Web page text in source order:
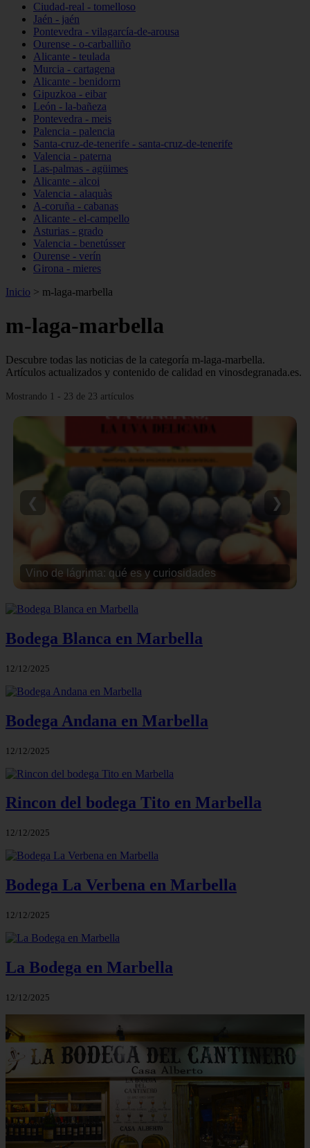
Ciudad-real - tomelloso
Jaén - jaén
Pontevedra - vilagarcía-de-arousa
Ourense - o-carballiño
Alicante - teulada
Murcia - cartagena
Alicante - benidorm
Gipuzkoa - eibar
León - la-bañeza
Pontevedra - meis
Palencia - palencia
Santa-cruz-de-tenerife - santa-cruz-de-tenerife
Valencia - paterna
Las-palmas - agüimes
Alicante - alcoi
Valencia - alaquàs
A-coruña - cabanas
Alicante - el-campello
Asturias - grado
Valencia - benetússer
Ourense - verín
Girona - mieres
Inicio > m-laga-marbella
m-laga-marbella
Descubre todas las noticias de la categoría m-laga-marbella.
Artículos actualizados y contenido de calidad en vinosdegranada.es.
Mostrando 1 - 23 de 23 artículos
Vino de lágrima: qué es y curiosidades
❮ ❯
Bodega Blanca en Marbella
12/12/2025
Bodega Andana en Marbella
12/12/2025
Rincon del bodega Tito en Marbella
12/12/2025
Bodega La Verbena en Marbella
12/12/2025
La Bodega en Marbella
12/12/2025